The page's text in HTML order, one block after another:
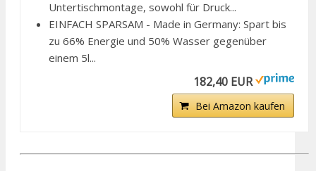
Untertischmontage, sowohl für Druck...
EINFACH SPARSAM - Made in Germany: Spart bis
zu 66% Energie und 50% Wasser gegenüber
einem 5l...
182,40 EUR
Bei Amazon kaufen